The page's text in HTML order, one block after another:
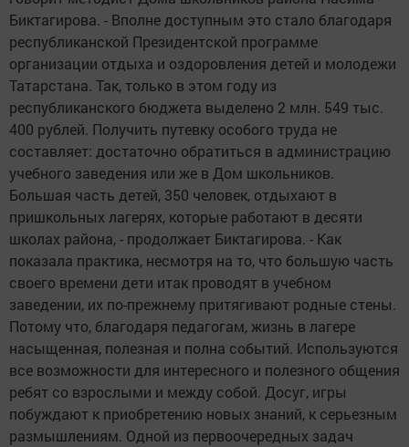
Биктагирова. - Вполне доступным это стало благодаря
республиканской Президентской программе
организации отдыха и оздоровления детей и молодежи
Татарстана. Так, только в этом году из
республиканского бюджета выделено 2 млн. 549 тыс.
400 рублей. Получить путевку особого труда не
составляет: достаточно обратиться в администрацию
учебного заведения или же в Дом школьников.
Большая часть детей, 350 человек, отдыхают в
пришкольных лагерях, которые работают в десяти
школах района, - продолжает Биктагирова. - Как
показала практика, несмотря на то, что большую часть
своего времени дети итак проводят в учебном
заведении, их по-прежнему притягивают родные стены.
Потому что, благодаря педагогам, жизнь в лагере
насыщенная, полезная и полна событий. Используются
все возможности для интересного и полезного общения
ребят со взрослыми и между собой. Досуг, игры
побуждают к приобретению новых знаний, к серьезным
размышлениям. Одной из первоочередных задач